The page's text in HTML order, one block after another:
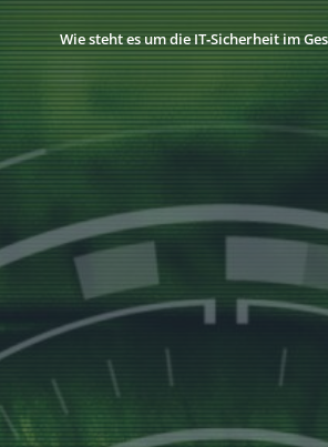
Wie steht es um die IT‑Sicherheit im